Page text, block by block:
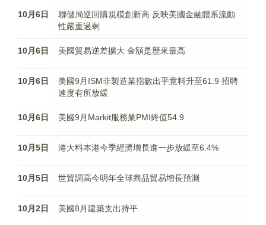
10月6日
聯儲局逆回購規模創新高 反映美國金融體系流動
性嚴重過剩
10月6日 美國貿易逆差擴大 金額是歷來最高
10月6日
美國9月ISM非製造業指數出乎意料升至61.9 招聘
速度有所放緩
10月6日 美國9月Markit服務業PMI終值54.9
10月5日 港大料本港今季經濟增長進一步放緩至6.4%
10月5日 世貿調高今明年全球商品貿易增長預測
10月2日 美國8月建築支出持平